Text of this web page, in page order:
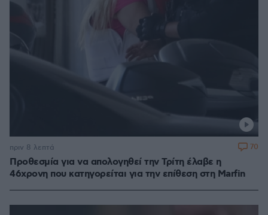
Προθεσμία για να απολογηθεί την Τρίτη έλαβε η
46χρονη που κατηγορείται για την επίθεση στη Marfin
πριν 8 λεπτά 70